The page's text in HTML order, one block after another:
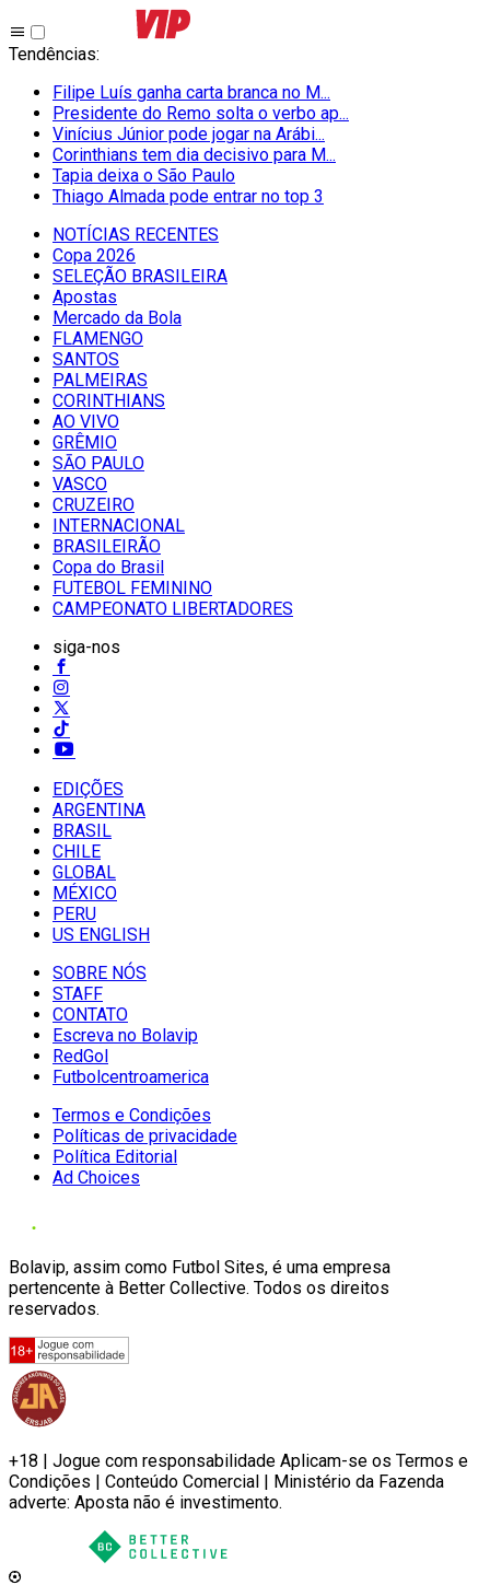
Tendências:
Filipe Luís ganha carta branca no M...
Presidente do Remo solta o verbo ap...
Vinícius Júnior pode jogar na Arábi...
Corinthians tem dia decisivo para M...
Tapia deixa o São Paulo
Thiago Almada pode entrar no top 3
NOTÍCIAS RECENTES
Copa 2026
SELEÇÃO BRASILEIRA
Apostas
Mercado da Bola
FLAMENGO
SANTOS
PALMEIRAS
CORINTHIANS
AO VIVO
GRÊMIO
SĀO PAULO
VASCO
CRUZEIRO
INTERNACIONAL
BRASILEIRÃO
Copa do Brasil
FUTEBOL FEMININO
CAMPEONATO LIBERTADORES
siga-nos
EDIÇÕES
ARGENTINA
BRASIL
CHILE
GLOBAL
MÉXICO
PERU
US ENGLISH
SOBRE NÓS
STAFF
CONTATO
Escreva no Bolavip
RedGol
Futbolcentroamerica
Termos e Condições
Políticas de privacidade
Política Editorial
Ad Choices
Bolavip, assim como Futbol Sites, é uma empresa
pertencente à Better Collective. Todos os direitos
reservados.
+18 | Jogue com responsabilidade Aplicam-se os Termos e
Condições | Conteúdo Comercial | Ministério da Fazenda
adverte: Aposta não é investimento.